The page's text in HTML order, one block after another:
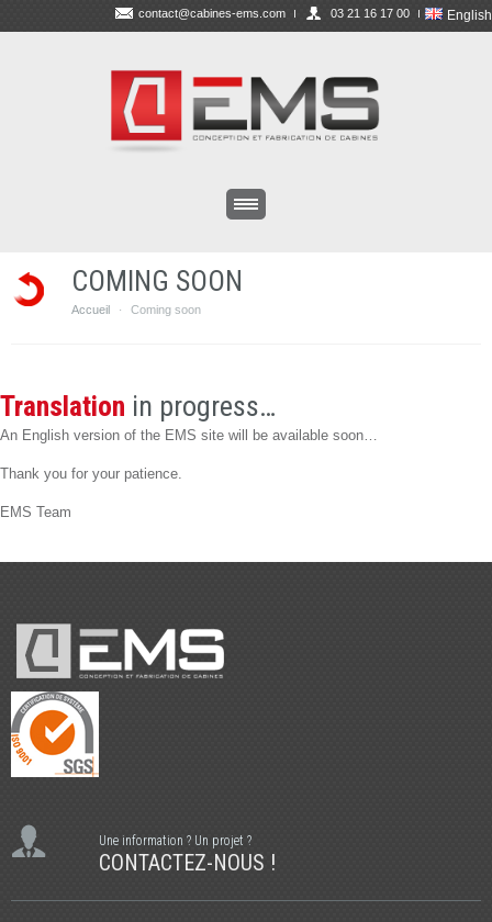
English
contact@cabines-ems.com 03 21 16 17 00
COMING SOON
Accueil · Coming soon
Translation in progress…
An English version of the EMS site will be available soon…
Thank you for your patience.
EMS Team
Une information ? Un projet ?
CONTACTEZ-NOUS !